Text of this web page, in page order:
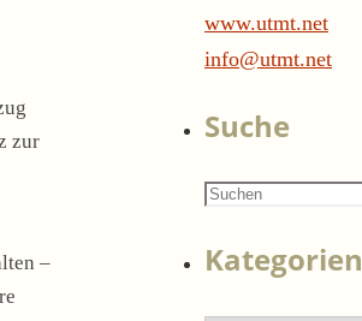
zur
–
www.utmt.net
info@utmt.net
Suche
Suchen
Kategorien